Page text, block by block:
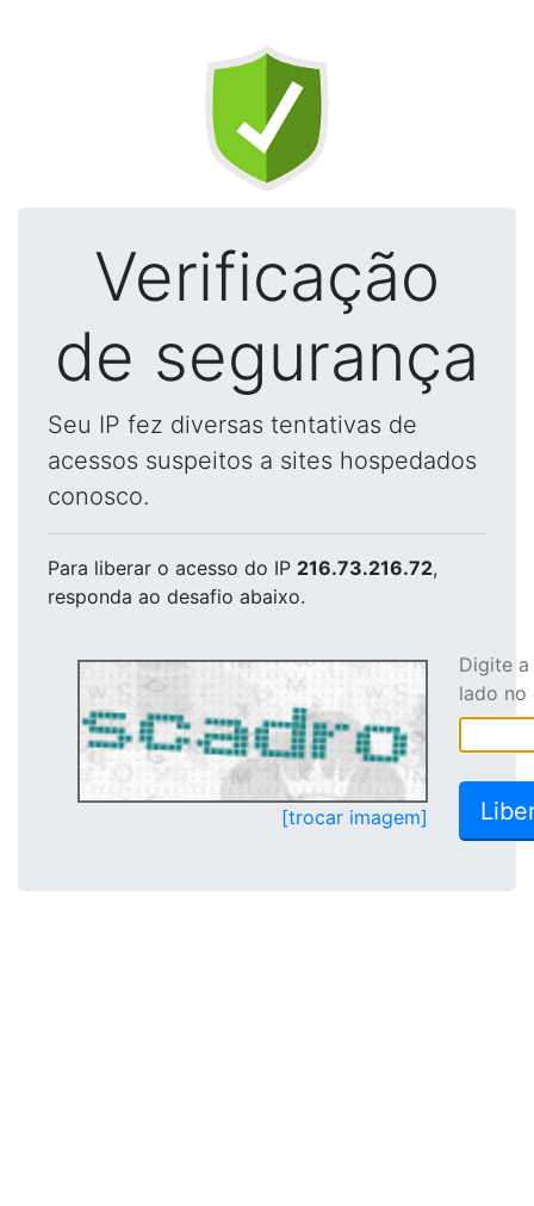
Verificação
de segurança
Seu IP fez diversas tentativas de
acessos suspeitos a sites hospedados
conosco.
Para liberar o acesso do IP 216.73.216.72,
responda ao desafio abaixo.
[trocar imagem]
Digite
lado no